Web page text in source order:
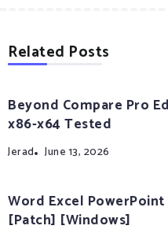
Related Posts
Beyond Compare Pro
x86-x64 Tested
Jerad June 13, 2026
Word Excel
[Patch] [Windows]